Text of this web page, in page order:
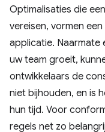
Optimalisaties die
vereisen, vormen
applicatie.
uw team groeit,
ontwikkelaars de
niet bijhouden, en is
hun tijd. Voor
regels net zo